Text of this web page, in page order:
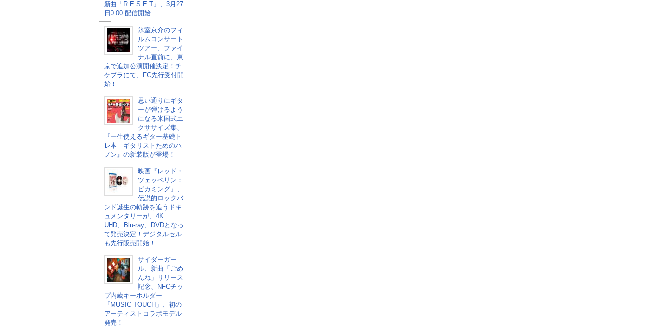
新曲「R.E.S.E.T」、3月27
日0:00 配信開始
氷室京介のフィ
ルムコンサート
ツアー、ファイ
ナル直前に、東
京で追加公演開催決定！チ
ケプラにて、FC先行受付開
始！
思い通りにギタ
ーが弾けるよう
になる米国式エ
クササイズ集、
『一生使えるギター基礎ト
レ本 ギタリストためのハ
ノン』の新装版が登場！
映画『レッド・
ツェッペリン：
ビカミング』、
伝説的ロックバ
ンド誕生の軌跡を追うドキ
ュメンタリーが、4K
UHD、Blu-ray、DVDとなっ
て発売決定！デジタルセル
も先行販売開始！
サイダーガー
ル、新曲「ごめ
んね」リリース
記念、NFCチッ
プ内蔵キーホルダー
「MUSIC TOUCH」、初の
アーティストコラボモデル
発売！